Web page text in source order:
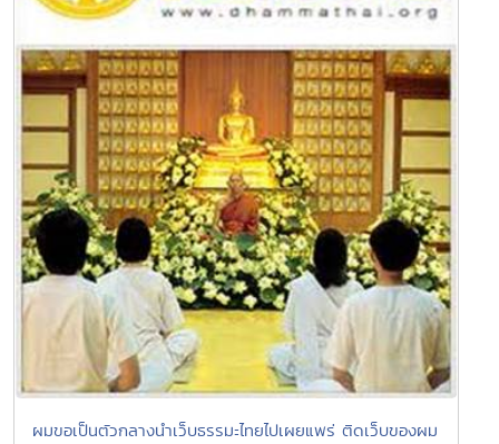
ผมขอเป็นตัวกลางนำเว็บธรรมะไทยไปเผยแพร่ ติดเว็บของผม